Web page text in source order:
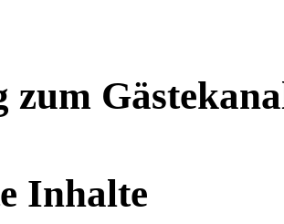
zum
Inhalte